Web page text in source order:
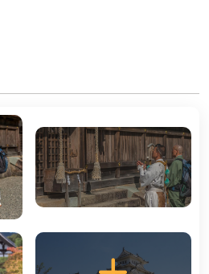
na entrada do hotel e início da
dos Samurais" é o melhor
em conhecer a cultura
o Templo Sanjusangen-do,
de Kannon, deus da
maior estrutura em madeira do
do Castelo de NijÅ que, ao